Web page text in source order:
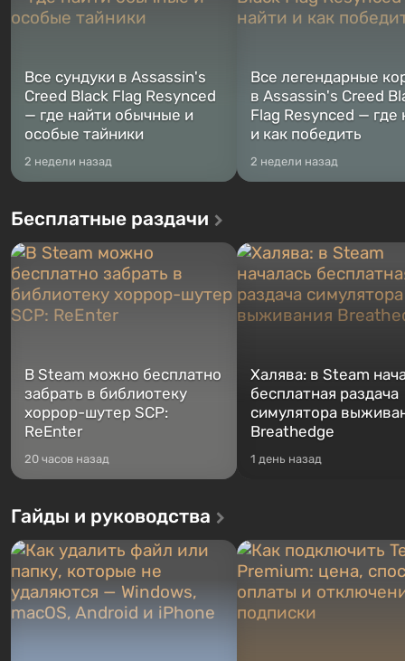
Все сундуки в Assassin's
Creed Black Flag Resynced
— где найти обычные и
особые тайники
2 недели назад
Все легендарные
в Assassin's Creed
Flag Resynced — где
и как победить
2 недели назад
Бесплатные раздачи
В Steam можно бесплатно
забрать в библиотеку
хоррор-шутер SCP:
ReEnter
20 часов назад
Халява: в Steam
бесплатная раздача
симулятора
Breathedge
1 день назад
Гайды и руководства